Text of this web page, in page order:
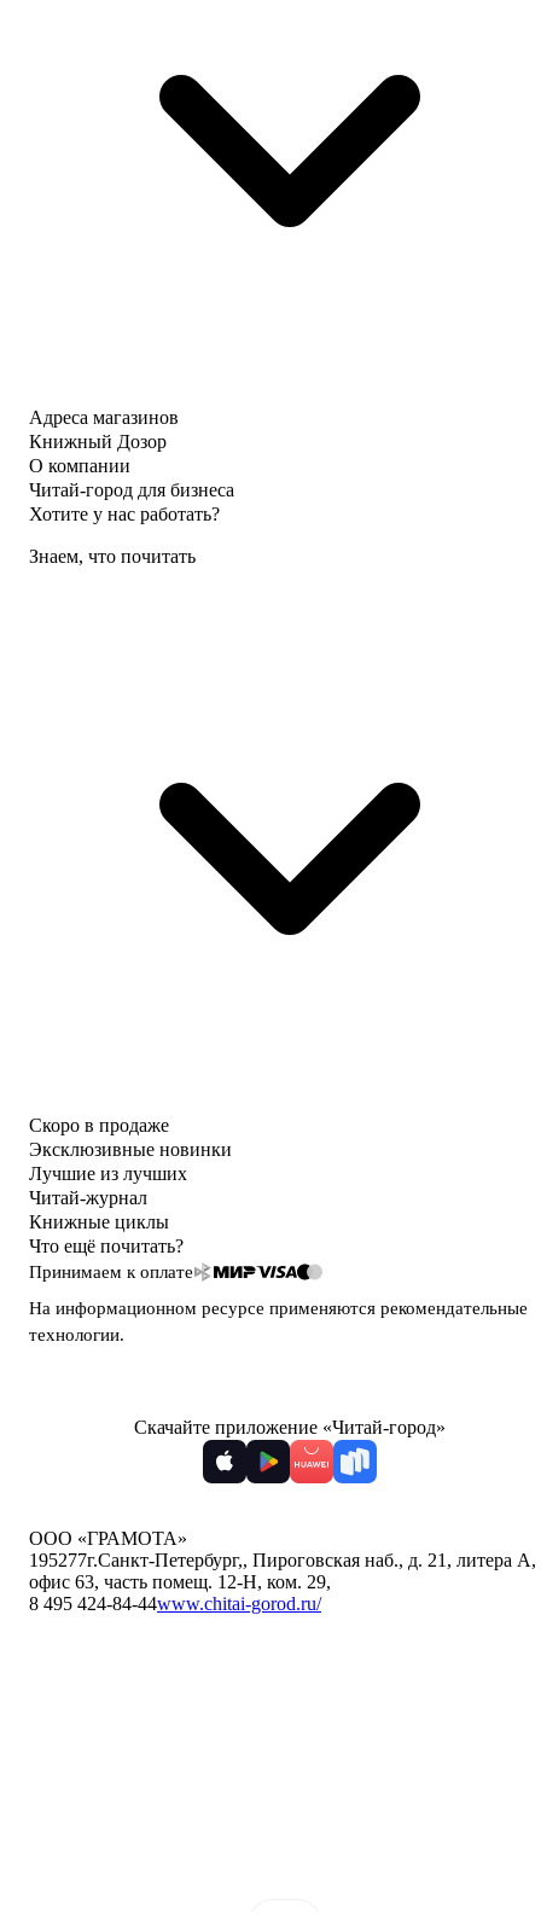
Адреса магазинов
Книжный Дозор
О компании
Читай-город для бизнеса
Хотите у нас работать?
Знаем, что почитать
Скоро в продаже
Эксклюзивные новинки
Лучшие из лучших
Читай-журнал
Книжные циклы
Что ещё почитать?
Принимаем к оплате
На информационном ресурсе применяются рекомендательные
технологии.
Скачайте приложение «Читай-город»
ООО «ГРАМОТА»
195277г.Санкт-Петербург,, Пироговская наб., д. 21, литера А,
офис 63, часть помещ. 12-Н, ком. 29,
8 495 424-84-44www.chitai-gorod.ru/